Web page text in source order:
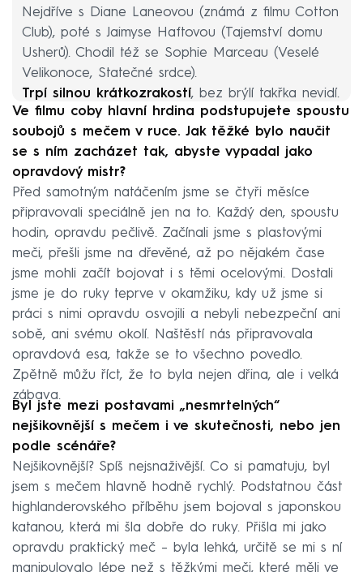
Nejdříve s Diane Laneovou (známá z filmu Cotton
Club), poté s Jaimyse Haftovou (Tajemství domu
Usherů). Chodil též se Sophie Marceau (Veselé
Velikonoce, Statečné srdce).
Trpí silnou krátkozrakostí, bez brýlí takřka nevidí.
Ve filmu coby hlavní hrdina podstupujete spoustu
soubojů s mečem v ruce. Jak těžké bylo naučit
se s ním zacházet tak, abyste vypadal jako
opravdový mistr?
Před samotným natáčením jsme se čtyři měsíce
připravovali speciálně jen na to. Každý den, spoustu
hodin, opravdu pečlivě. Začínali jsme s plastovými
meči, přešli jsme na dřevěné, až po nějakém čase
jsme mohli začít bojovat i s těmi ocelovými. Dostali
jsme je do ruky teprve v okamžiku, kdy už jsme si
práci s nimi opravdu osvojili a nebyli nebezpeční ani
sobě, ani svému okolí. Naštěstí nás připravovala
opravdová esa, takže se to všechno povedlo.
Zpětně můžu říct, že to byla nejen dřina, ale i velká
zábava.
Byl jste mezi postavami „nesmrtelných“
nejšikovnější s mečem i ve skutečnosti, nebo jen
podle scénáře?
Nejšikovnější? Spíš nejsnaživější. Co si pamatuju, byl
jsem s mečem hlavně hodně rychlý. Podstatnou část
highlanderovského příběhu jsem bojoval s japonskou
katanou, která mi šla dobře do ruky. Přišla mi jako
opravdu praktický meč – byla lehká, určitě se mi s ní
manipulovalo lépe než s těžkými meči, které měli ve